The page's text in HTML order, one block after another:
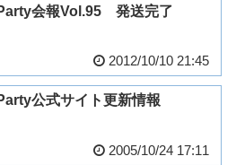
会報Vol.95 発送完了
2012/10/10 21:45
公式サイト更新情報
2005/10/24 17:11